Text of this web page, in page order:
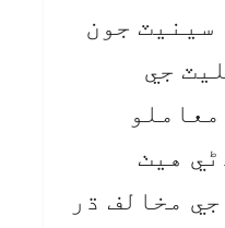
سينيٽ جون
جي
هيٺ
مخالف ڌر